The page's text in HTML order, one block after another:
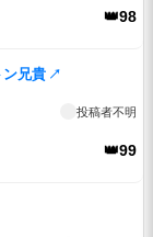
👑98
ン兄貴 ↗
投稿者不明
👑99